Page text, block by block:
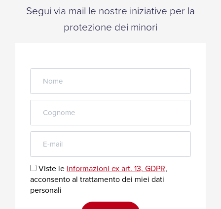
Segui via mail le nostre iniziative per la
protezione dei minori